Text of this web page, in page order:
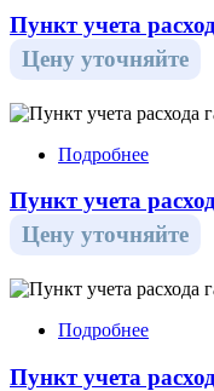
Пункт учета
Цену уточняйте
Подробнее
Пункт учета
Цену уточняйте
Подробнее
Пункт учета